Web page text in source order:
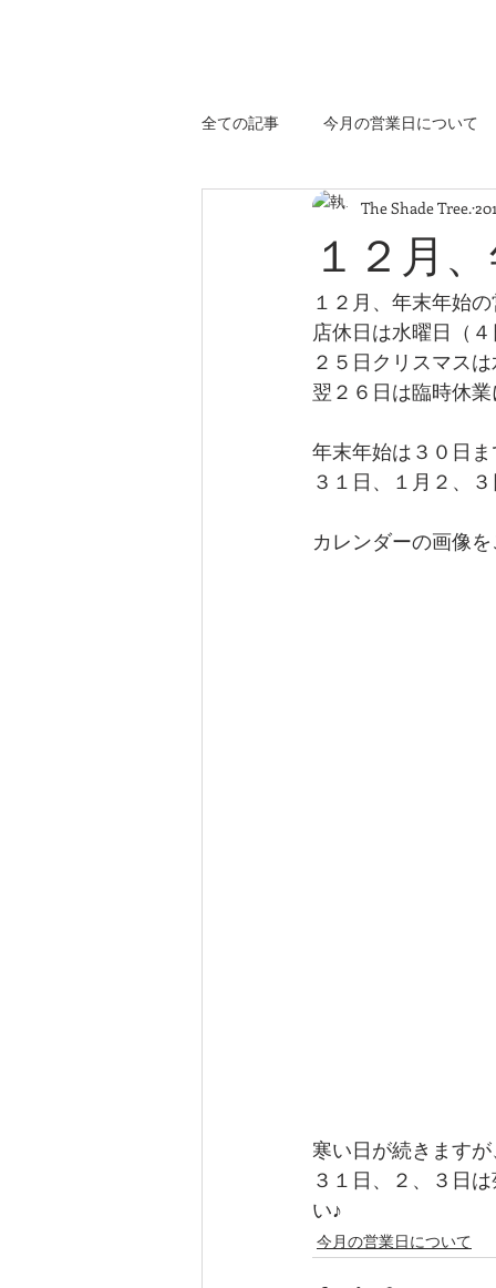
全ての記事 今月の営業日について
１２月
The Shade Tree.
１２月、年末年始
店休日は水曜日（
２５日クリスマス
翌２６日は臨時休業
年末年始は３０日ま
３１日、１月２、
カレンダーの画像を
寒い日が続きます
３１日、２、３日
い♪
今月の営業日について